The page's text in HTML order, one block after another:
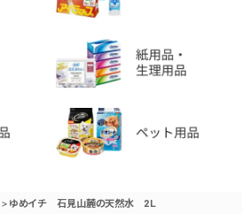
> ゆめイチ 石見山麓の天然水 2L